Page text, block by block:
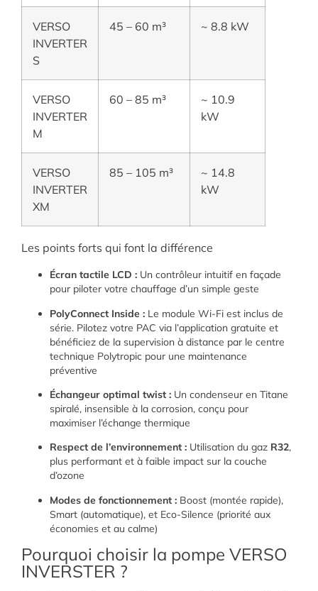
VERSO
INVERTER
S
45 – 60 m³ ~ 8.8 kW
VERSO
INVERTER
M
60 – 85 m³
~ 10.9
kW
VERSO
INVERTER
XM
85 – 105 m³
~ 14.8
kW
Les points forts qui font la différence
Écran tactile LCD : Un contrôleur intuitif en façade
pour piloter votre chauffage d’un simple geste
PolyConnect Inside : Le module Wi-Fi est inclus de
série. Pilotez votre PAC via l’application gratuite et
bénéficiez de la supervision à distance par le centre
technique Polytropic pour une maintenance
préventive
Échangeur optimal twist : Un condenseur en Titane
spiralé, insensible à la corrosion, conçu pour
maximiser l’échange thermique
Respect de l’environnement : Utilisation du gaz R32,
plus performant et à faible impact sur la couche
d’ozone
Modes de fonctionnement : Boost (montée rapide),
Smart (automatique), et Eco-Silence (priorité aux
économies et au calme)
Pourquoi choisir la pompe VERSO
INVERSTER ?